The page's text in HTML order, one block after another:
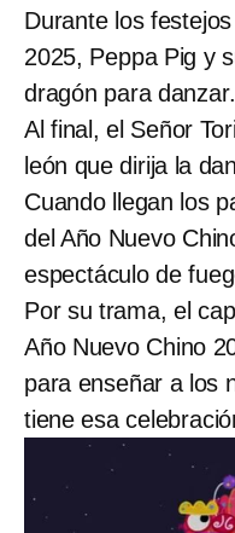
Durante los
2025, Peppa Pig y
dragón para danzar.
Al final, el Señor
león que dirija la
Cuando llegan los
del Año Nuevo
espectáculo de
Por su trama, el
Año Nuevo Chino
para enseñar a los
tiene esa